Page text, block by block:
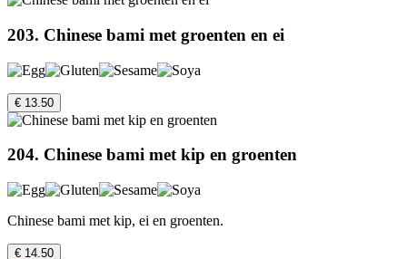
203. Chinese bami met groenten en ei
€ 13.50
204. Chinese bami met kip en groenten
Chinese bami met kip, ei en groenten.
€ 14.50